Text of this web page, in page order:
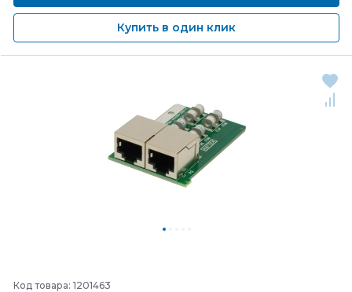
Купить в один клик
Код товара: 1201463